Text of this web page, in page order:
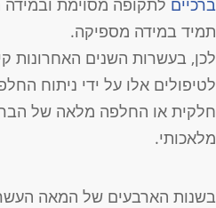
ברכיים לתקופה מסוימת
תמיד במידה מספיקה.
לכן, בעשרות השנים האחרונות
לטיפולים אלו על ידי ניתוח
חלקית או החלפה מלאה של
מלאכותי.
בשנות הארבעים של המאה